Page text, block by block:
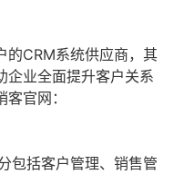
的CRM系统供应商，其
企业全面提升客户关系
官网：
包括客户管理、销售管